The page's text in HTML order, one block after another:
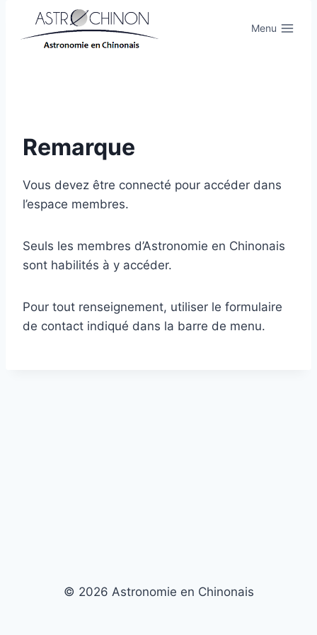
contenu
Menu
Remarque
Vous devez être connecté pour accéder dans
l’espace membres.
Seuls les membres d’Astronomie en Chinonais
sont habilités à y accéder.
Pour tout renseignement, utiliser le formulaire
de contact indiqué dans la barre de menu.
© 2026 Astronomie en Chinonais